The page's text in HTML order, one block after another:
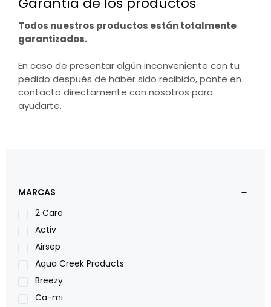
Todos nuestros productos están totalmente
garantizados.
En caso de presentar algún inconveniente con tu
pedido después de haber sido recibido, ponte en
contacto directamente con nosotros para
ayudarte.
MARCAS
2 Care
Activ
Airsep
Aqua Creek Products
Breezy
Ca-mi